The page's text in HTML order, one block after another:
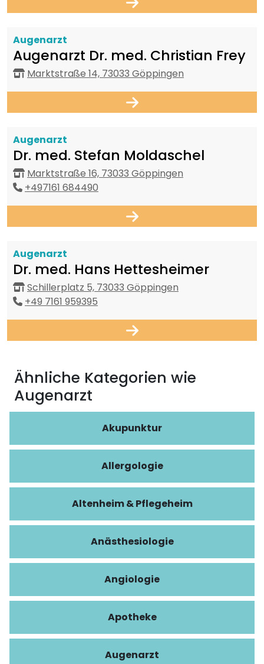
Augenarzt
Augenarzt Dr. med. Christian Frey
Marktstraße 14, 73033 Göppingen
Augenarzt
Dr. med. Stefan Moldaschel
Marktstraße 16, 73033 Göppingen
+497161 684490
Augenarzt
Dr. med. Hans Hettesheimer
Schillerplatz 5, 73033 Göppingen
+49 7161 959395
Ähnliche Kategorien wie
Augenarzt
Akupunktur
Allergologie
Altenheim & Pflegeheim
Anästhesiologie
Angiologie
Apotheke
Augenarzt